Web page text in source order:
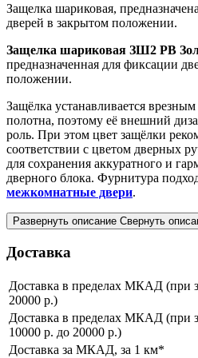
Защелка шариковая,
дверей в закрытом положении.
Защелка шариковая ЗШ2 РВ
предназначенная для фиксации
положении.
Защёлка устанавливается
полотна, поэтому её внешний
роль. При этом цвет защёлки
соответствии с цветом дверных
для сохранения аккуратного и
дверного блока. Фурнитура
межкомнатные двери.
Развернуть описание Свернуть
Доставка
Доставка в пределах МКАД (при
20000 р.)
Доставка в пределах МКАД (при
10000 р. до 20000 р.)
Доставка за МКАД, за 1 км*